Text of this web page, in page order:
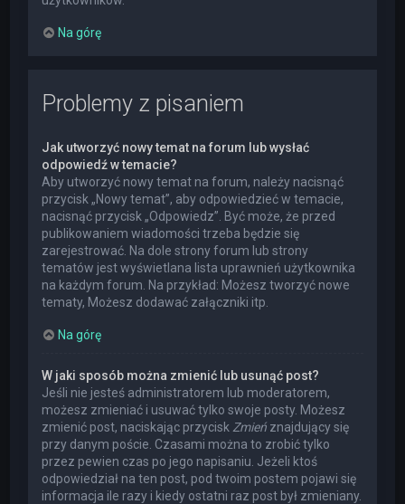
Na górę
Problemy z pisaniem
Jak utworzyć nowy temat na forum lub wysłać
odpowiedź w temacie?
Aby utworzyć nowy temat na forum, należy nacisnąć
przycisk „Nowy temat”, aby odpowiedzieć w temacie,
nacisnąć przycisk „Odpowiedz”. Być może, że przed
publikowaniem wiadomości trzeba będzie się
zarejestrować. Na dole strony forum lub strony
tematów jest wyświetlana lista uprawnień użytkownika
na każdym forum. Na przykład: Możesz tworzyć nowe
tematy, Możesz dodawać załączniki itp.
Na górę
W jaki sposób można zmienić lub usunąć post?
Jeśli nie jesteś administratorem lub moderatorem,
możesz zmieniać i usuwać tylko swoje posty. Możesz
zmienić post, naciskając przycisk Zmień znajdujący się
przy danym poście. Czasami można to zrobić tylko
przez pewien czas po jego napisaniu. Jeżeli ktoś
odpowiedział na ten post, pod twoim postem pojawi się
informacja ile razy i kiedy ostatni raz post był zmieniany.